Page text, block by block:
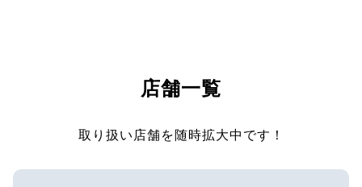
店舗一覧
取り扱い店舗を随時拡大中です！